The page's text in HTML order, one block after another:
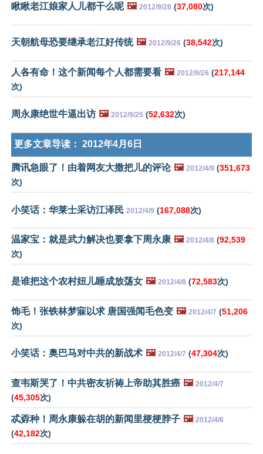
瞅瞅老江娘家人儿都干么呢 🖼️ 2012/9/28 (37,080次)
天朝航母恐要继承老江好传统 🖼️ 2012/9/26 (38,542次)
人各有命！这个新闻每个人都需要看 🖼️ 2012/9/26 (217,144
次)
周永康绝世牛逼出访 🖼️ 2012/9/25 (52,632次)
更多文章导读： 2012年4月6日
腾讯急眼了！由着网友大撒把儿的评论 🖼️ 2012/4/9 (351,673
次)
小笑话：华莱士采访江泽民 2012/4/9 (167,088次)
温家宝：就是武力解决也要拿下周永康 🖼️ 2012/4/8 (92,539
次)
是谁把这个农村妞儿睡成放荡女 🖼️ 2012/4/8 (72,583次)
饰毛！张铁林梦寐以求 唐国强闻毛色变 🖼️ 2012/4/7 (51,206
次)
小笑话：奥巴马对中共的新战术 🖼️ 2012/4/7 (47,304次)
查韦斯哭了！中共密友祈祷上帝助其胜癌 🖼️ 2012/4/7
(45,305次)
忒孬种！周永康躲在胡的新闻里梗梗脖子 🖼️ 2012/4/6
(42,182次)